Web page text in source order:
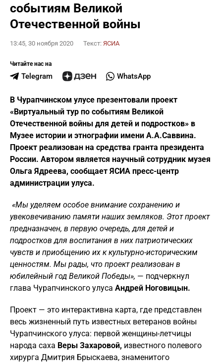
событиям Великой
Отечественной войны
13:45, 30 ноября 2020 Текст: ЯСИА
Читайте нас на
Telegram WhatsApp
В Чурапчинском улусе презентовали проект
«Виртуальный тур по событиям Великой
Отечественной войны для детей и подростков» в
Музее истории и этнографии имени А.А.Саввина.
Проект реализован на средства гранта президента
России. Автором является научный сотрудник музея
Ольга Ядреева, сообщает ЯСИА пресс-центр
администрации улуса.
«Мы уделяем особое внимание сохранению и
увековечиванию памяти наших земляков. Этот проект
предназначен, в первую очередь, для детей и
подростков для воспитания в них патриотических
чувств и приобщению их к культурно-историческим
ценностям. Мы рады, что проект реализован в
юбилейный год Великой Победы», — подчеркнул
глава Чурапчинского улуса Андрей Ноговицын.
Проект — это интерактивна карта, где представлен
весь жизненный путь известных ветеранов войны
Чурапчинского улуса: первой женщины-летчицы
народа саха Веры Захаровой, известного полевого
хирурга Дмитрия Брыскаева, знаменитого